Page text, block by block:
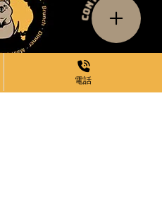
電話
2534 4411
10:00am-17:30pm